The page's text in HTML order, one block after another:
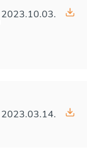
2023.10.03.
2023.03.14.